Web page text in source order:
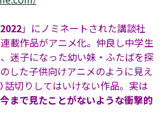
」にノミネートされた講談社
載作品がアニメ化。仲良し中学生
迷子になった幼い妹・ふたばを探
のした子供向けアニメのように見え
話切りしてはいけない作品。実は
今まで見たことがないような衝撃的